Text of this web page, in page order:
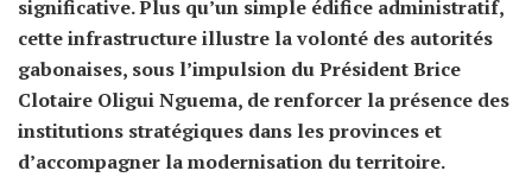
significative. Plus qu’un simple édifice administratif,
cette infrastructure illustre la volonté des autorités
gabonaises, sous l’impulsion du Président Brice
Clotaire Oligui Nguema, de renforcer la présence des
institutions stratégiques dans les provinces et
d’accompagner la modernisation du territoire.